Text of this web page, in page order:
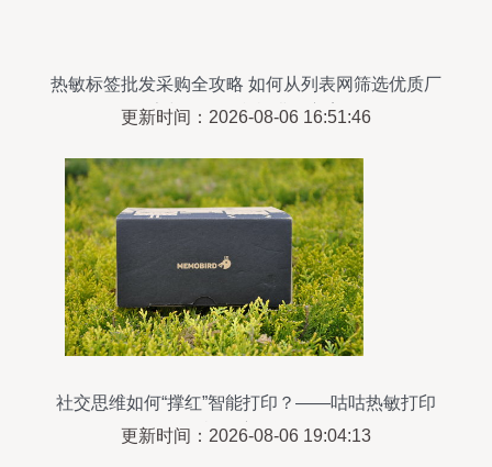
热敏标签批发采购全攻略 如何从列表网筛选优质厂
家与热敏打印机搭配方案
更新时间：2026-08-06 16:51:46
社交思维如何“撑红”智能打印？——咕咕热敏打印
机深度测评
更新时间：2026-08-06 19:04:13